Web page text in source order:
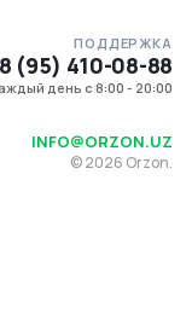
ПОДДЕРЖКА
(95) 410-08-88
день с 8:00 - 20:00
INFO@ORZON.UZ
©2026 Orzon.